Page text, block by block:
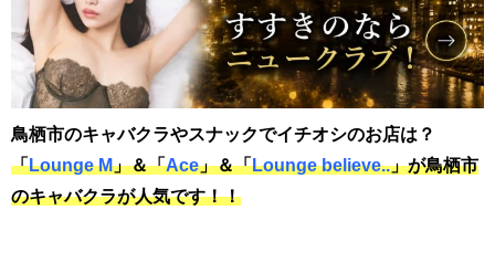
鳥栖市のキャバクラやスナックでイチオシのお店は？
「Lounge M」＆「Ace」＆「Lounge believe..」が鳥栖市
のキャバクラが人気です！！